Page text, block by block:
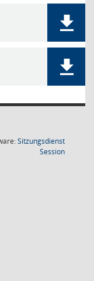
Sitzungsdienst
Session(Wird in